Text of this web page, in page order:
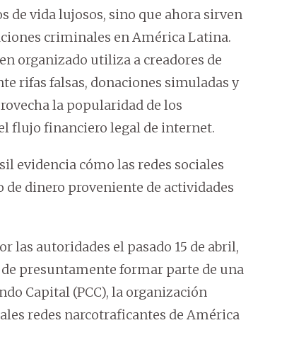
de vida lujosos, sino que ahora sirven
criminales en América Latina.
organizado utiliza a creadores de
rifas falsas, donaciones simuladas y
la popularidad de los
flujo financiero legal de internet.
evidencia cómo las redes sociales
dinero proveniente de actividades
las autoridades el pasado 15 de abril,
presuntamente formar parte de una
Capital (PCC), la organización
redes narcotraficantes de América